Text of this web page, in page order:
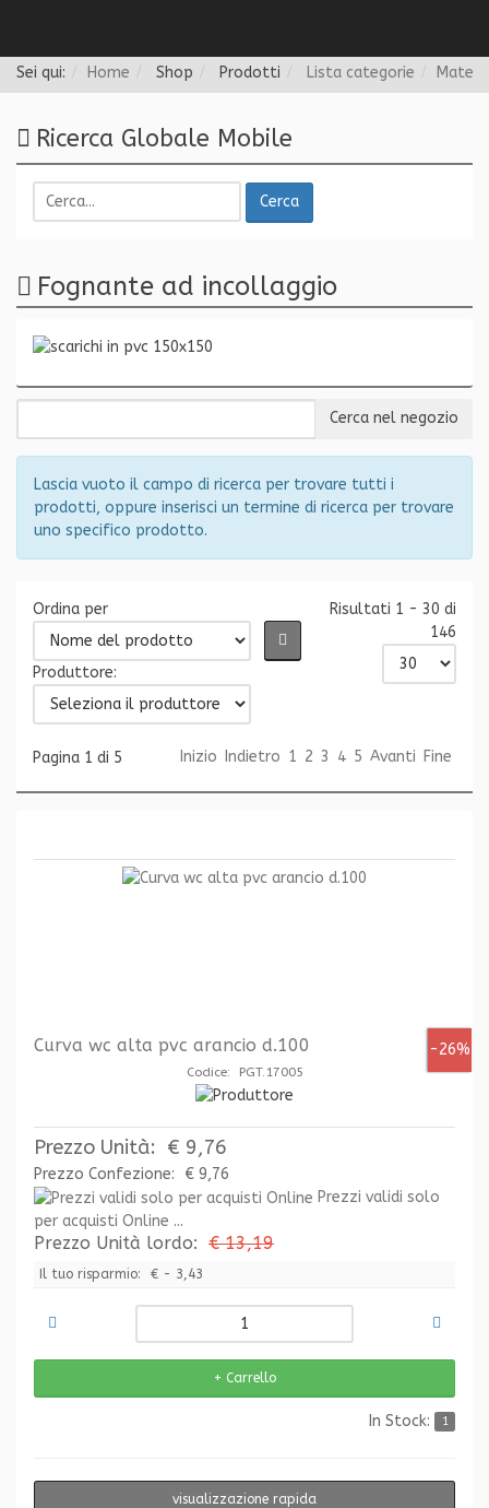
Sei qui: Home Shop Prodotti Lista categorie
Ricerca Globale Mobile
Cerca
Fognante ad incollaggio
Lascia vuoto il campo di ricerca per trovare tutti i
prodotti, oppure inserisci un termine di ricerca per trovare
uno specifico prodotto.
Ordina per
Produttore:
Risultati 1 - 30 di
146
Inizio Indietro 1 2 3 4 5 Avanti Fine
Pagina 1 di 5
-26%
Curva wc alta pvc arancio d.100
Codice: PGT.17005
Prezzo Unità: € 9,76
Prezzo Confezione:
€ 9,76
Prezzi validi solo
per acquisti Online ...
Prezzo Unità lordo: € 13,19
Il tuo risparmio: € - 3,43
In Stock: 1
visualizzazione rapida